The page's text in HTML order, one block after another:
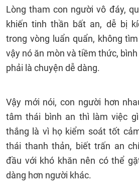
Lòng tham con người vô đáy,
khiến tinh thần bất an, dễ bị
trong vòng luẩn quẩn, không
vậy nó ăn mòn và tiềm thức,
phải là chuyện dễ dàng.
Vậy mới nói, con người hơn
tâm thái bình an thì làm việc
thắng là vì họ kiểm soát tốt
thái thanh thản, biết trấn an
đầu với khó khăn nên có thể
dàng hơn người khác.